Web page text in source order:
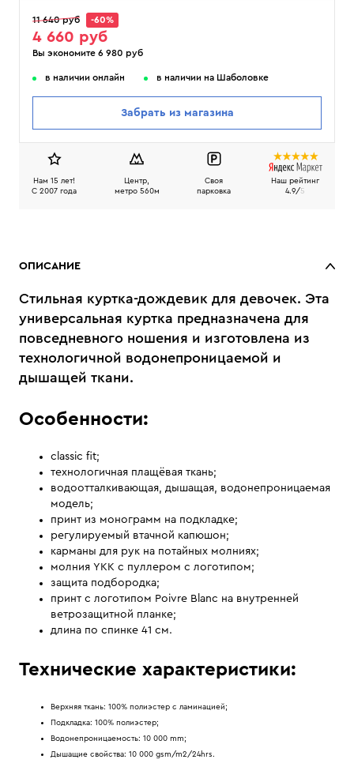
11 640 руб -60%
4 660 руб
Вы экономите 6 980 руб
в наличии онлайн в наличии на Шаболовке
Забрать из магазина
Нам 15 лет!
C 2007 года
Центр,
метро 560м
Своя
парковка
Наш рейтинг
4.9/5
ОПИСАНИЕ
Стильная куртка-дождевик для девочек. Эта
универсальная куртка предназначена для
повседневного ношения и изготовлена из
технологичной водонепроницаемой и
дышащей ткани.
Особенности:
classic fit;
технологичная плащёвая ткань;
водоотталкивающая, дышащая, водонепроницаемая
модель;
принт из монограмм на подкладке;
регулируемый втачной капюшон;
карманы для рук на потайных молниях;
молния YKK с пуллером с логотипом;
защита подбородка;
принт с логотипом Poivre Blanc на внутренней
ветрозащитной планке;
длина по спинке 41 см.
Технические характеристики:
Верхняя ткань: 100% полиэстер с ламинацией;
Подкладка: 100% полиэстер;
Водонепроницаемость: 10 000 mm;
Дышащие свойства: 10 000 gsm/m2/24hrs.